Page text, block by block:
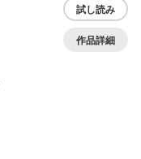
試し読み
作品詳細